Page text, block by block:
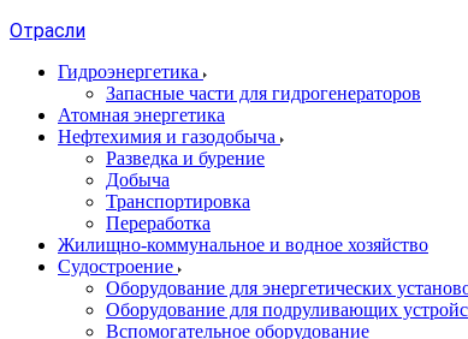
Отрасли
Гидроэнергетика
Запасные части для гидрогенераторов
Атомная энергетика
Нефтехимия и газодобыча
Разведка и бурение
Добыча
Транспортировка
Переработка
Жилищно-коммунальное и водное хозяйство
Судостроение
Оборудование для энергетических
Оборудование для подруливающих
Вспомогательное оборудование